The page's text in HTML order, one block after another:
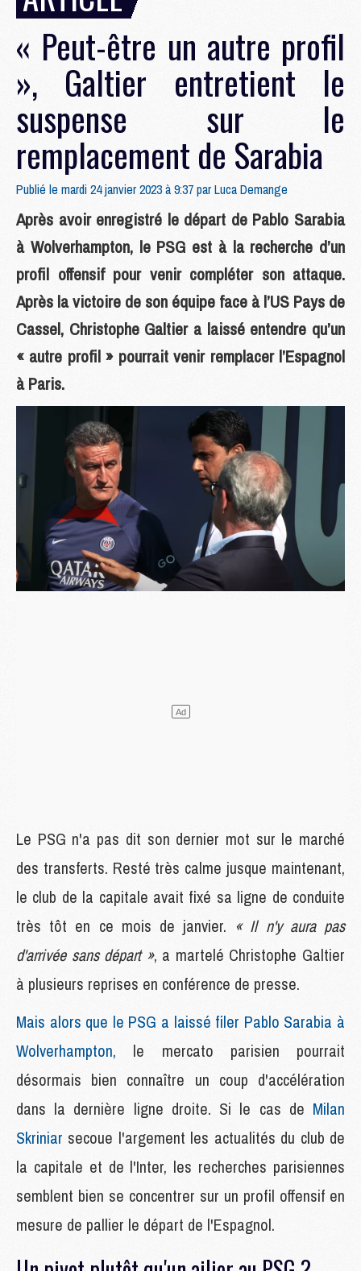
« Peut-être un autre profil
», Galtier entretient le
suspense sur le
remplacement de Sarabia
Publié le mardi 24 janvier 2023 à 9:37 parLuca Demange
Après avoir enregistré le départ de Pablo Sarabia
à Wolverhampton, le PSG est à la recherche d’un
profil offensif pour venir compléter son attaque.
Après la victoire de son équipe face à l’US Pays de
Cassel, Christophe Galtier a laissé entendre qu’un
« autre profil » pourrait venir remplacer l’Espagnol
à Paris.
Le PSG n'a pas dit son dernier mot sur le marché
des transferts. Resté très calme jusque maintenant,
le club de la capitale avait fixé sa ligne de conduite
très tôt en ce mois de janvier. « Il n'y aura pas
d'arrivée sans départ », a martelé Christophe Galtier
à plusieurs reprises en conférence de presse.
Mais alors que le PSG a laissé filer Pablo Sarabia à
Wolverhampton, le mercato parisien pourrait
désormais bien connaître un coup d'accélération
dans la dernière ligne droite. Si le cas de Milan
Skriniar secoue l'argement les actualités du club de
la capitale et de l'Inter, les recherches parisiennes
semblent bien se concentrer sur un profil offensif en
mesure de pallier le départ de l'Espagnol.